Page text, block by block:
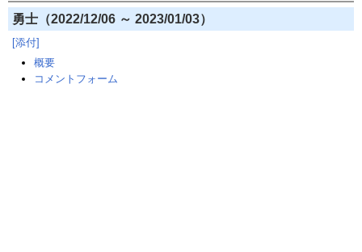
勇士（2022/12/06 ～ 2023/01/03）
[添付]
概要
コメントフォーム